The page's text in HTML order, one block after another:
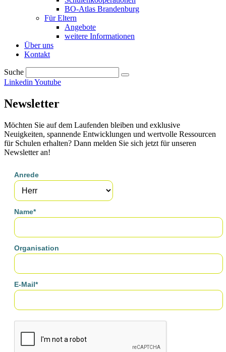
BO-Atlas Brandenburg
Für Eltern
Angebote
weitere Informationen
Über uns
Kontakt
Suche
Linkedin Youtube
Newsletter
Möchten Sie auf dem Laufenden bleiben und exklusive
Neuigkeiten, spannende Entwicklungen und wertvolle Ressourcen
für Schulen erhalten? Dann melden Sie sich jetzt für unseren
Newsletter an!
Anrede
Name*
Organisation
E-Mail*